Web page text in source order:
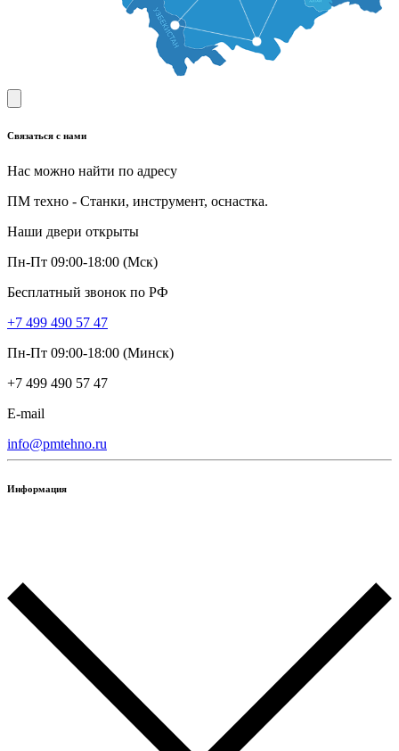
Связаться с нами
Нас можно найти по адресу
ПМ техно - Станки, инструмент, оснастка.
Наши двери открыты
Пн-Пт 09:00-18:00 (Мск)
Бесплатный звонок по РФ
+7 499 490 57 47
Пн-Пт 09:00-18:00 (Минск)
+7 499 490 57 47
E-mail
info@pmtehno.ru
Информация